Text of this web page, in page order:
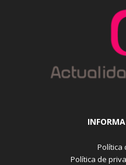
Política
Política de